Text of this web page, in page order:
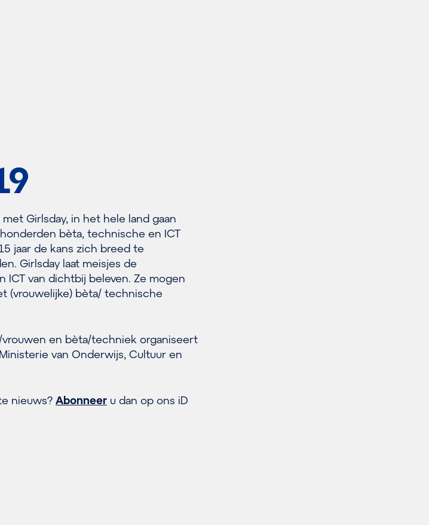
Girlsday, in het hele land gaan
bèta, technische en ICT
jaar de kans zich breed te
Girlsday laat meisjes de
van dichtbij beleven. Ze mogen
(vrouwelijke) bèta/ technische
vrouwen en bèta/techniek organiseert
van Onderwijs, Cultuur en
nieuws? Abonneer u dan op ons iD